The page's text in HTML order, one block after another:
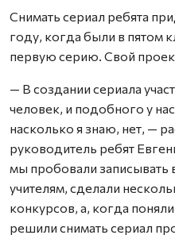
Снимать сериал ребята
году, когда были в пятом
первую серию. Свой
— В создании сериала
человек, и подобного у
насколько я знаю, нет, —
руководитель ребят
мы пробовали записывать
учителям, сделали
конкурсов, а, когда
решили снимать сериал